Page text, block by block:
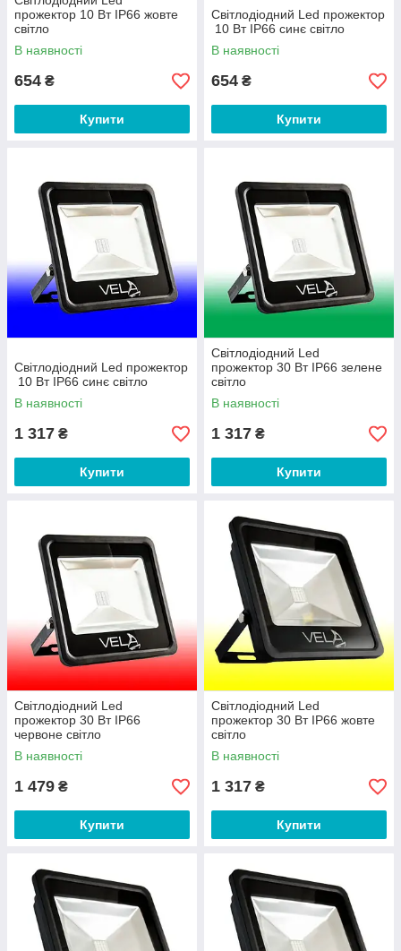
прожектор 10 Вт IP66 жовте
світло
В наявності
654 ₴
Купити
Світлодіодний Led прожектор
10 Вт IP66 синє світло
В наявності
654 ₴
Купити
Світлодіодний Led прожектор
10 Вт IP66 синє світло
В наявності
1 317 ₴
Купити
Світлодіодний Led
прожектор 30 Вт IP66 зелене
світло
В наявності
1 317 ₴
Купити
Світлодіодний Led
прожектор 30 Вт IP66
червоне світло
В наявності
1 479 ₴
Купити
Світлодіодний Led
прожектор 30 Вт IP66 жовте
світло
В наявності
1 317 ₴
Купити